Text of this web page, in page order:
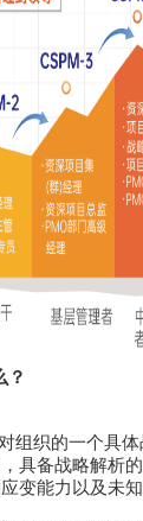
织的一个具体
具备战略解析
变能力以及未